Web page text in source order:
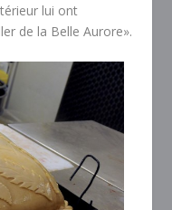
lui ont
de la Belle Aurore».